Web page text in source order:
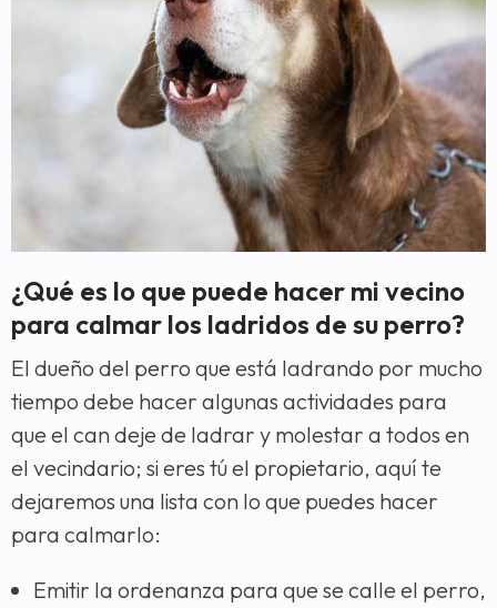
¿Qué es lo que puede hacer mi vecino
para calmar los ladridos de su perro?
El dueño del perro que está ladrando por mucho
tiempo debe hacer algunas actividades para
que el can deje de ladrar y molestar a todos en
el vecindario; si eres tú el propietario, aquí te
dejaremos una lista con lo que puedes hacer
para calmarlo:
Emitir la ordenanza para que se calle el perro,